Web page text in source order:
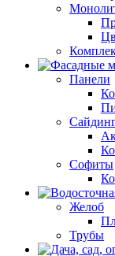
Панели
Софиты
Желоб
Трубы